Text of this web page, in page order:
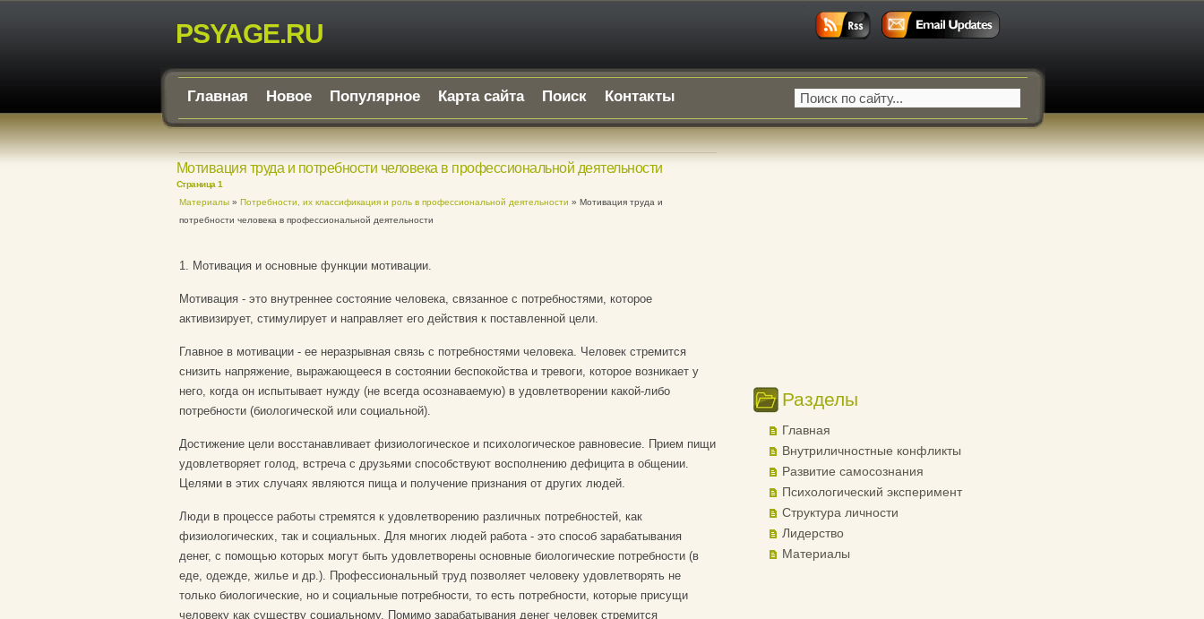
PSYAGE.RU
Главная Новое Популярное Карта сайта Поиск Контакты
Мотивация труда и потребности человека в профессиональной деятельности
Страница 1
Материалы» Потребности, их классификация и роль в профессиональной деятельности » Мотивация труда и
потребности человека в профессиональной деятельности
1. Мотивация и основные функции мотивации.
Мотивация - это внутреннее состояние человека, связанное с потребностями, которое
активизирует, стимулирует и направляет его действия к поставленной цели.
Главное в мотивации - ее неразрывная связь с потребностями человека. Человек стремится
снизить напряжение, выражающееся в состоянии беспокойства и тревоги, которое возникает у
него, когда он испытывает нужду (не всегда осознаваемую) в удовлетворении какой-либо
потребности (биологической или социальной).
Достижение цели восстанавливает физиологическое и психологическое равновесие. Прием пищи
удовлетворяет голод, встреча с друзьями способствуют восполнению дефицита в общении.
Целями в этих случаях являются пища и получение признания от других людей.
Люди в процессе работы стремятся к удовлетворению различных потребностей, как
физиологических, так и социальных. Для многих людей работа - это способ зарабатывания
денег, с помощью которых могут быть удовлетворены основные биологические потребности (в
еде, одежде, жилье и др.). Профессиональный труд позволяет человеку удовлетворять не
только биологические, но и социальные потребности, то есть потребности, которые присущи
человеку как существу социальному. Помимо зарабатывания денег человек стремится
Разделы
Главная
Внутриличностные конфликты
Развитие самосознания
Психологический эксперимент
Структура личности
Лидерство
Материалы